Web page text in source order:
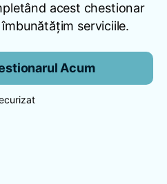
acest chestionar
serviciile.
Acum